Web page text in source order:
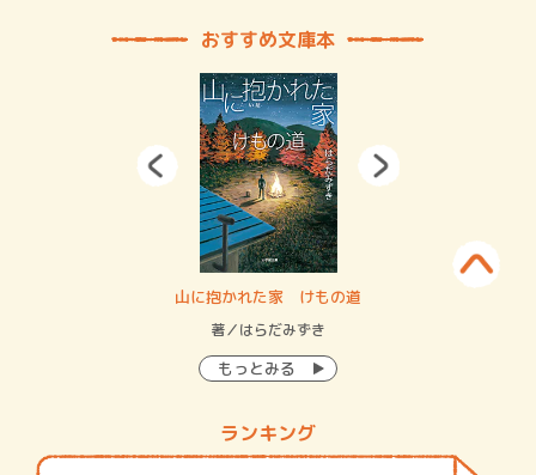
おすすめ文庫本
山に抱かれた家 けもの道
著／はらだみずき
もっとみる
ランキング